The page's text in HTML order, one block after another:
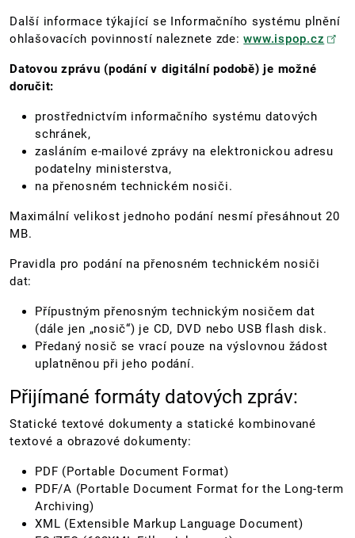
Další informace týkající se Informačního systému plnění
ohlašovacích povinností naleznete zde:www.ispop.cz
Datovou zprávu (podání v digitální podobě) je možné
doručit:
prostřednictvím informačního systému datových
schránek,
zasláním e-mailové zprávy na elektronickou adresu
podatelny ministerstva,
na přenosném technickém nosiči.
Maximální velikost jednoho podání nesmí přesáhnout 20
MB.
Pravidla pro podání na přenosném technickém nosiči
dat:
Přípustným přenosným technickým nosičem dat
(dále jen „nosič“) je CD, DVD nebo USB flash disk.
Předaný nosič se vrací pouze na výslovnou žádost
uplatněnou při jeho podání.
Přijímané formáty datových zpráv:
Statické textové dokumenty a statické kombinované
textové a obrazové dokumenty:
PDF (Portable Document Format)
PDF/A (Portable Document Format for the Long-term
Archiving)
XML (Extensible Markup Language Document)